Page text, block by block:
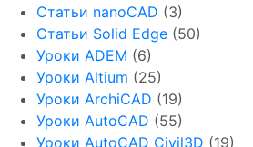
Статьи nanoCAD (3)
Статьи Solid Edge (50)
Уроки ADEM (6)
Уроки Altium (25)
Уроки ArchiCAD (19)
Уроки AutoCAD (55)
Уроки AutoCAD Civil3D (19)